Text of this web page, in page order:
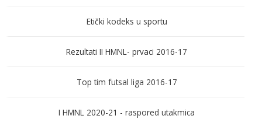
Etički kodeks u sportu
Rezultati II HMNL- prvaci 2016-17
Top tim futsal liga 2016-17
I HMNL 2020-21 - raspored utakmica